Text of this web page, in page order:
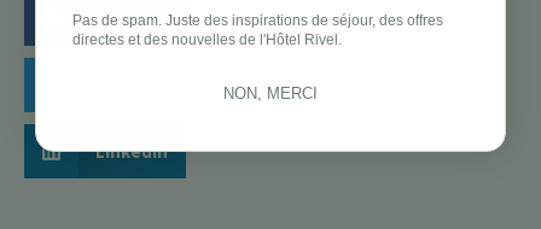
Facebook
LinkedIn
Pas de spam. Juste des inspirations de séjour, des offres
directes et des nouvelles de l'Hôtel Rivel.
NON, MERCI